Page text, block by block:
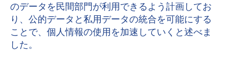
のデータを民間部門が利用できるよう計画してお
り、公的データと私用データの統合を可能にする
ことで、個人情報の使用を加速していくと述べま
した。